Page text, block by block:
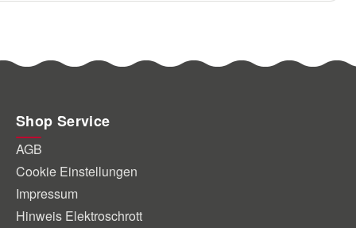
Shop Service
AGB
Cookie Einstellungen
Impressum
Hinweis Elektroschrott